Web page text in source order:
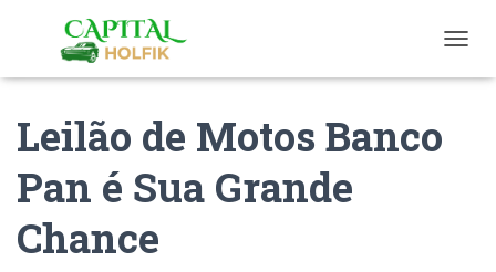
O
Leilão de Motos Banco
Pan é Sua Grande
Chance